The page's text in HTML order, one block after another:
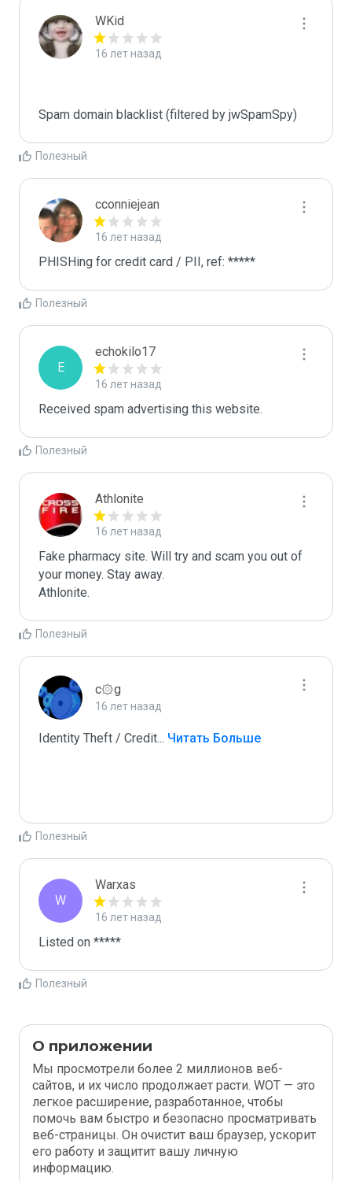
WKid
16 лет назад
Spam domain blacklist (filtered by jwSpamSpy)
Полезный
cconniejean
16 лет назад
PHISHing for credit card / PII, ref: *****
Полезный
E
echokilo17
16 лет назад
Received spam advertising this website.
Полезный
Athlonite
16 лет назад
Fake pharmacy site. Will try and scam you out of
your money. Stay away.
Athlonite.
Полезный
c۞g
16 лет назад
Identity Theft / Credit... Читать Больше
Полезный
W
Warxas
16 лет назад
Listed on *****
Полезный
О приложении
Мы просмотрели более 2 миллионов веб-
сайтов, и их число продолжает расти. WOT — это
легкое расширение, разработанное, чтобы
помочь вам быстро и безопасно просматривать
веб-страницы. Он очистит ваш браузер, ускорит
его работу и защитит вашу личную
информацию.